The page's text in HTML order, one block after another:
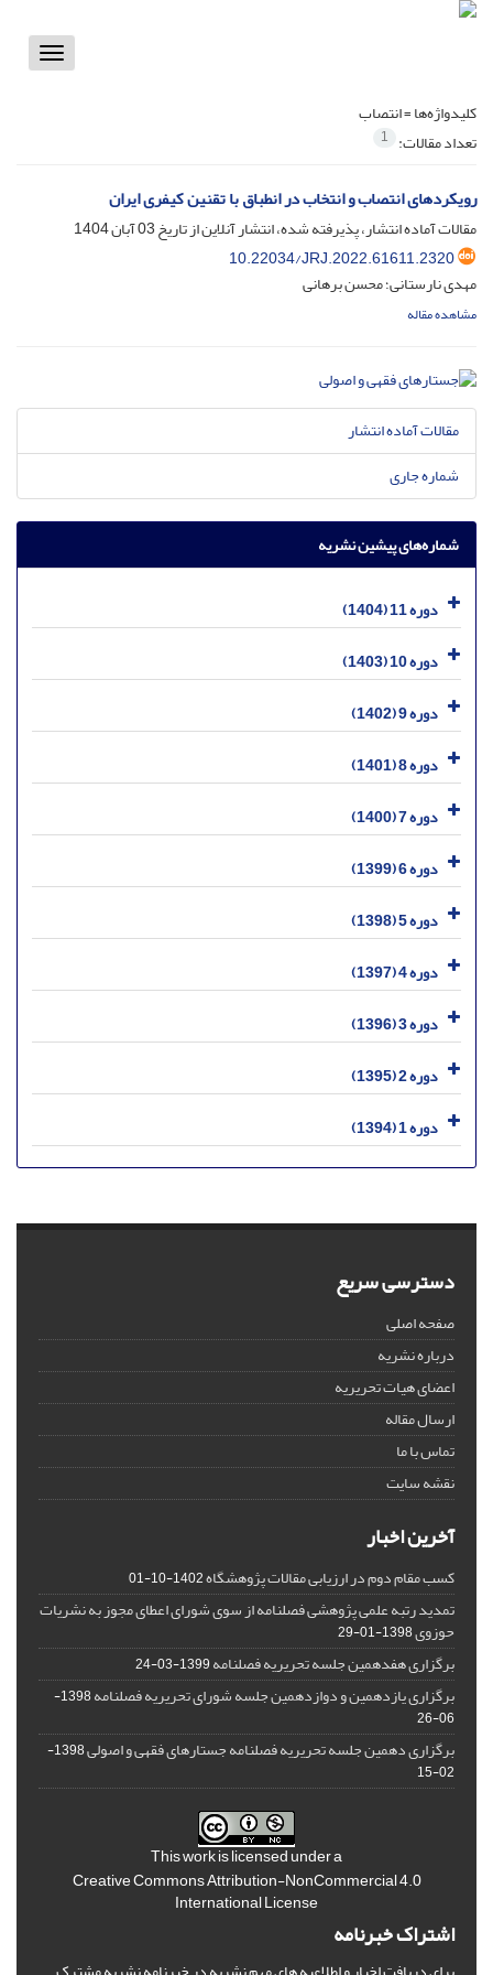
Toggle
کلیدواژه‌ها =انتصاب
تعداد مقالات: 1
رویکردهای انتصاب و انتخاب در انطباق با تقنین کیفری ایران
مقالات آماده انتشار، پذیرفته شده، انتشار آنلاین از تاریخ03 آبان 1404
10.22034/JRJ.2022.61611.2320
مهدی نارستانی؛ محسن برهانی
مشاهده مقاله
مقالات آماده انتشار
شماره جاری
شماره‌های پیشین نشریه
دوره 11 (1404)
دوره 10 (1403)
دوره 9 (1402)
دوره 8 (1401)
دوره 7 (1400)
دوره 6 (1399)
دوره 5 (1398)
دوره 4 (1397)
دوره 3 (1396)
دوره 2 (1395)
دوره 1 (1394)
دسترسی سریع
صفحه اصلی
درباره نشریه
اعضای هیات تحریریه
ارسال مقاله
تماس با ما
نقشه سایت
آخرین اخبار
کسب مقام دوم در ارزیابی مقالات پژوهشگاه1402-10-01
تمدید رتبه علمی پژوهشی فصلنامه از سوی شورای اعطای مجوز به نشریات
حوزوی1398-01-29
برگزاری هفدهمین جلسه تحریریه فصلنامه1399-03-24
برگزاری یازدهمین و دوازدهمین جلسه شورای تحریریه فصلنامه
1398-
06-26
برگزاری دهمین جلسه تحریریه فصلنامه جستارهای فقهی و اصولی
1398-
02-15
This work is licensed under a
Creative Commons Attribution-NonCommercial 4.0
International License
اشتراک خبرنامه